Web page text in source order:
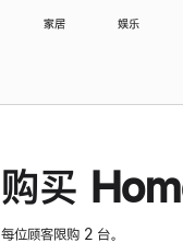
家居 娱乐
购买
每位顾客限购 2 台。